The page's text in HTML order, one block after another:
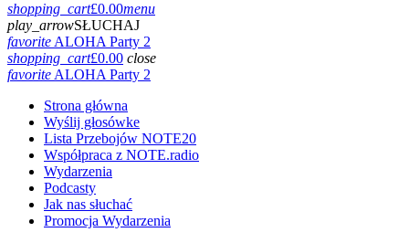
shopping_cart£0.00menu
play_arrowSŁUCHAJ
favoriteALOHA Party 2
shopping_cart£0.00 close
favoriteALOHA Party 2
Strona główna
Wyślij głosówke
Lista Przebojów NOTE20
Współpraca z NOTE.radio
Wydarzenia
Podcasty
Jak nas słuchać
Promocja Wydarzenia